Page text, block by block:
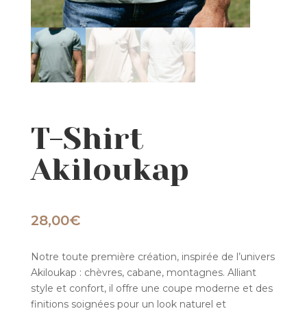
T-Shirt
Akiloukap
28,00€
Notre toute première création, inspirée de l’univers
Akiloukap : chèvres, cabane, montagnes. Alliant
style et confort, il offre une coupe moderne et des
finitions soignées pour un look naturel et